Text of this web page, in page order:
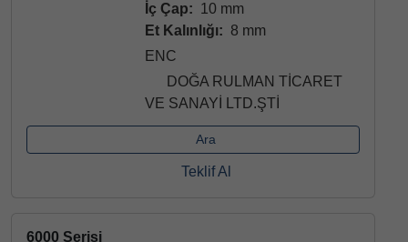
İç Çap: 10 mm
Et Kalınlığı: 8 mm
ENC
DOĞA RULMAN TİCARET
VE SANAYİ LTD.ŞTİ
Ara
Teklif Al
6000 Serisi